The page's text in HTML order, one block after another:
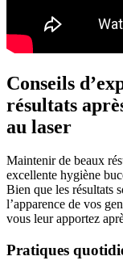
Conseils
résultats
au laser
Maintenir de beaux
excellente hygiène
Bien que les résultats
l’apparence de vos
vous leur apportez
Pratiques